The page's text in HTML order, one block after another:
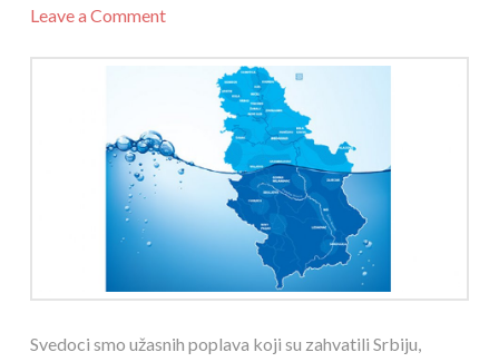
Leave a Comment
Svedoci smo užasnih poplava koji su zahvatili Srbiju,